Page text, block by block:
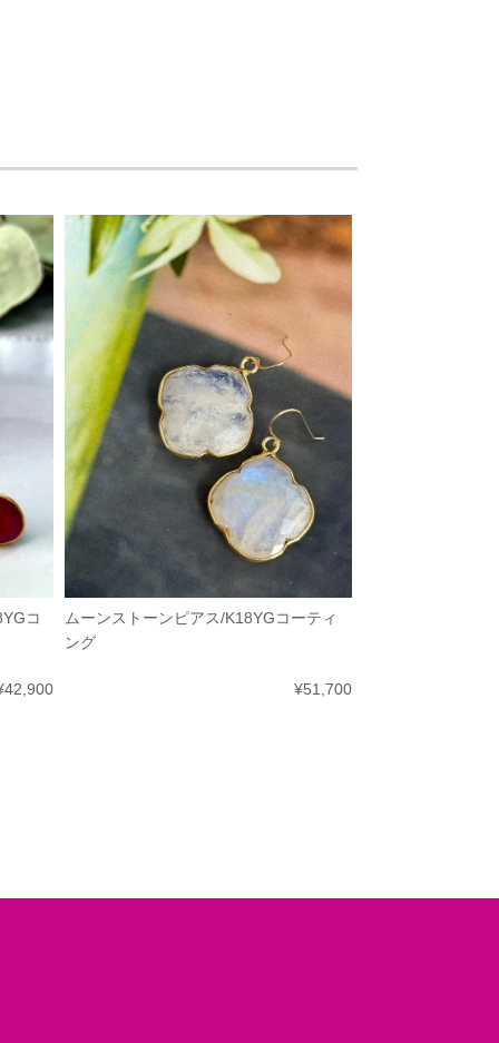
コ
ムーンストーンピアス/K18YGコーティ
ング
¥51,700